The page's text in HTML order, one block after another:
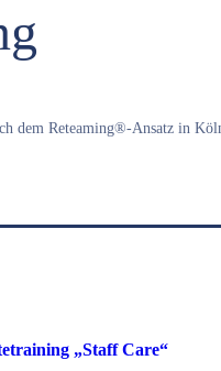
dem Reteaming®-Ansatz in
„Staff Care“